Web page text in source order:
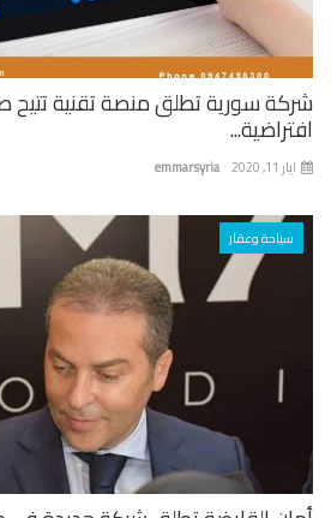
سورية تطلق منصة تقنية تتيح
emmarsyria
سياحة وعقار